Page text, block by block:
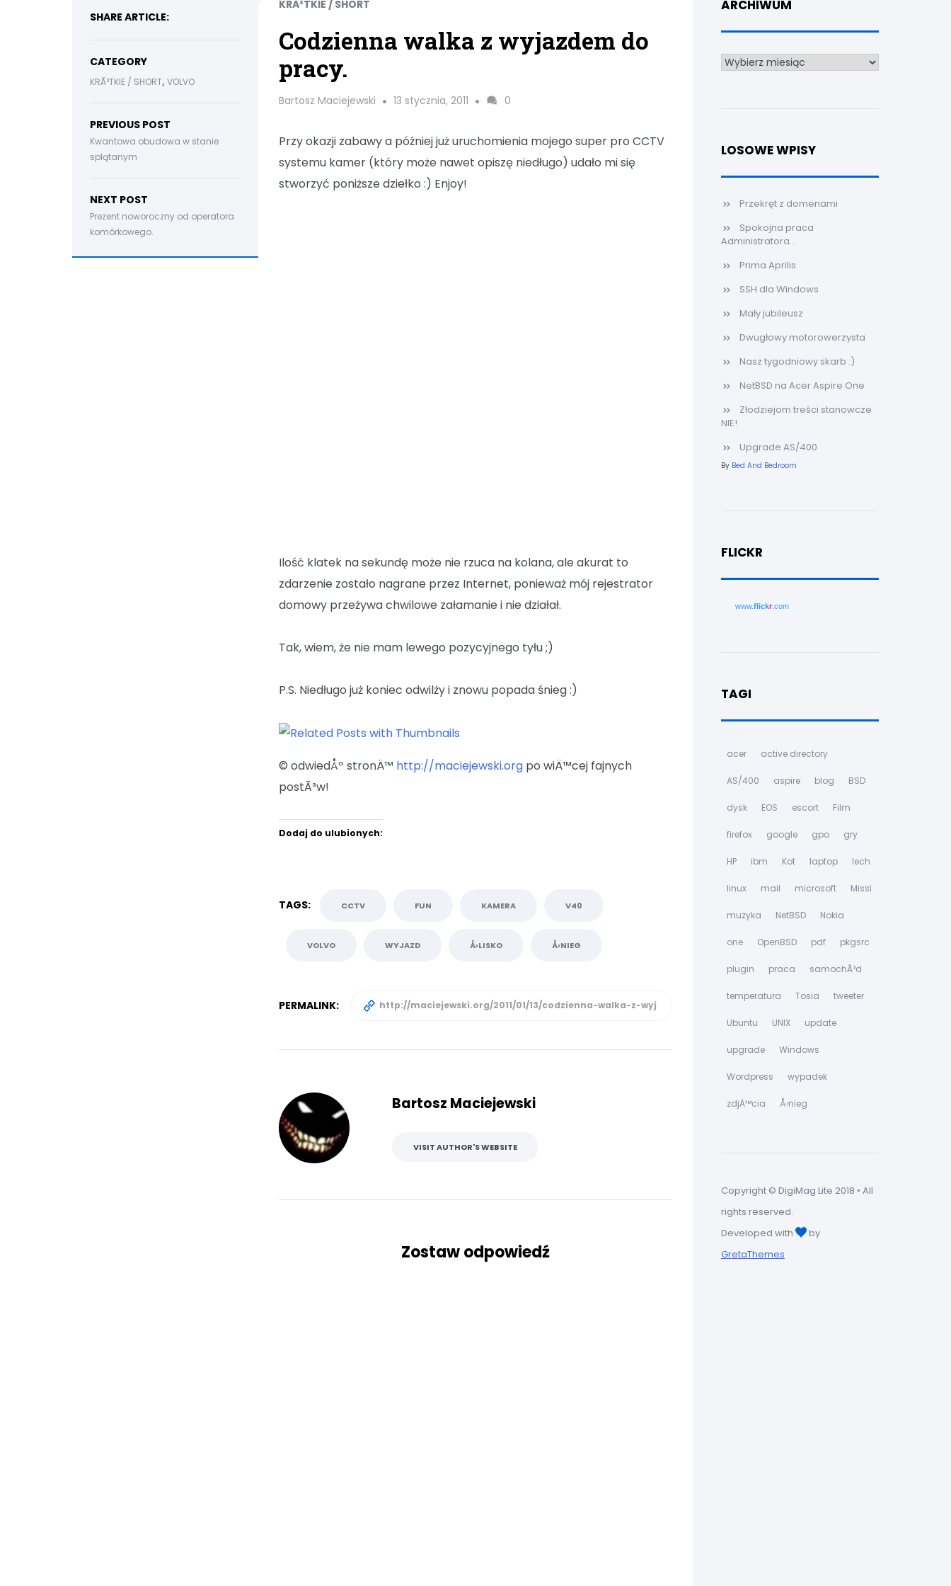
SHARE ARTICLE:
CATEGORY
KRÃ³TKIE / SHORT,VOLVO
PREVIOUS POST
Kwantowa obudowa w stanie
splątanym
NEXT POST
Prezent noworoczny od operatora
komórkowego.
KRÃ³TKIE / SHORT
Codzienna walka z wyjazdem do
pracy.
Bartosz Maciejewski 13 stycznia, 2011 0
Przy okazji zabawy a później już uruchomienia mojego super pro CCTV
systemu kamer (który może nawet opiszę niedługo) udało mi się
stworzyć poniższe dziełko :) Enjoy!
Ilość klatek na sekundę może nie rzuca na kolana, ale akurat to
zdarzenie zostało nagrane przez Internet, ponieważ mój rejestrator
domowy przeżywa chwilowe załamanie i nie działał.
Tak, wiem, że nie mam lewego pozycyjnego tyłu ;)
P.S. Niedługo już koniec odwilży i znowu popada śnieg :)
© odwiedÅº stronÄ™ http://maciejewski.org po wiÄ™cej fajnych
postÃ³w!
Dodaj do ulubionych:
TAGS: CCTV FUN KAMERA V40
VOLVO WYJAZD Å›LISKO Å›NIEG
PERMALINK:
Bartosz Maciejewski
VISIT AUTHOR'S WEBSITE
Zostaw odpowiedź
ARCHIWUM
Archiwum
LOSOWE WPISY
Przekręt z domenami
Spokojna praca
Administratora...
Prima Aprilis
SSH dla Windows
Mały jubileusz
Dwugłowy motorowerzysta
Nasz tygodniowy skarb :)
NetBSD na Acer Aspire One
Złodziejom treści stanowcze
NIE!
Upgrade AS/400
By Bed And Bedroom
FLICKR
www.flickr .com
TAGI
acer active directory
AS/400 aspire blog BSD
dysk EOS escort Film
firefox google gpo gry
HP ibm Kot laptop lech
linux mail microsoft Missi
muzyka NetBSD Nokia
one OpenBSD pdf pkgsrc
plugin praca samochÃ³d
temperatura Tosia tweeter
Ubuntu UNIX update
upgrade Windows
Wordpress wypadek
zdjÄ™cia Å›nieg
Copyright © DigiMag Lite 2018 • All
rights reserved.
Developed with
by
GretaThemes